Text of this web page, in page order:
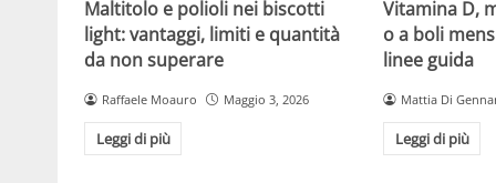
Maltitolo e polioli nei biscotti
light: vantaggi, limiti e quantità
da non superare
Raffaele Moauro Maggio 3, 2026
Leggi di più
Vitamina D,
o a boli
linee guida
Mattia Di
Leggi di più